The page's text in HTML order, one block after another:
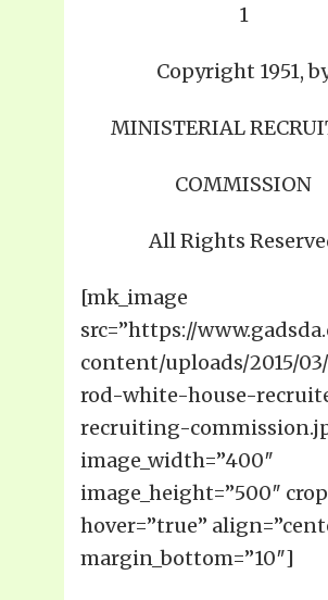
1
Copyright 1951,
MINISTERIAL
COMMISSION
All Rights
[mk_image
src=”https://
content/uploads/2015/
rod-white-house-
recruiting-
image_width=”400″
image_height=”500″
hover=”true”
margin_bottom=”10″]